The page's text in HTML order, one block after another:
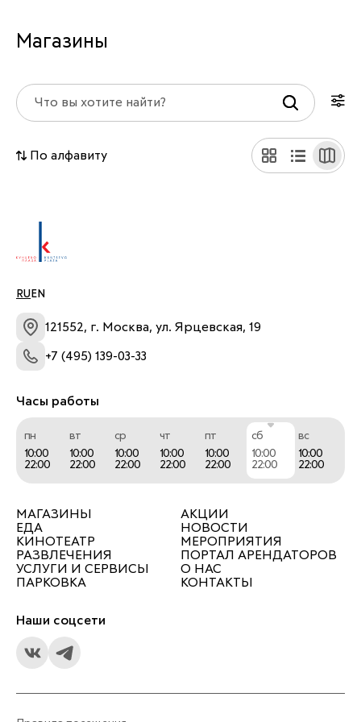
Магазины
По алфавиту
RU EN
121552, г. Москва, ул. Ярцевская, 19
+7 (495) 139-03-33
Часы работы
пн
10:00
22:00
вт
10:00
22:00
ср
10:00
22:00
чт
10:00
22:00
пт
10:00
22:00
сб
10:00
22:00
вс
10:00
22:00
МАГАЗИНЫ
ЕДА
КИНОТЕАТР
РАЗВЛЕЧЕНИЯ
УСЛУГИ И СЕРВИСЫ
ПАРКОВКА
АКЦИИ
НОВОСТИ
МЕРОПРИЯТИЯ
ПОРТАЛ АРЕНДАТОРОВ
О НАС
КОНТАКТЫ
Наши соцсети